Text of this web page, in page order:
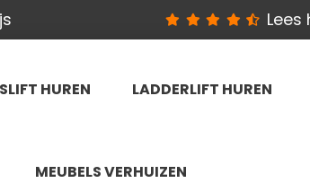
HUREN LADDERLIFT HUREN
MEUBELS VERHUIZEN